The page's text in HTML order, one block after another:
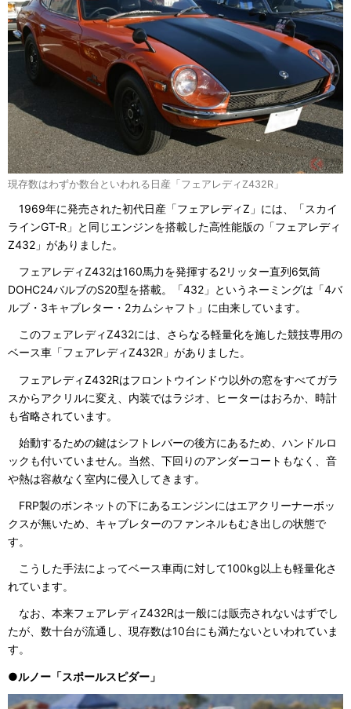
現存数はわずか数台といわれる日産「フェアレディZ432R」
1969年に発売された初代日産「フェアレディZ」には、「スカイ
ラインGT-R」と同じエンジンを搭載した高性能版の「フェアレディ
Z432」がありました。
フェアレディZ432は160馬力を発揮する2リッター直列6気筒
DOHC24バルブのS20型を搭載。「432」というネーミングは「4バ
ルブ・3キャブレター・2カムシャフト」に由来しています。
このフェアレディZ432には、さらなる軽量化を施した競技専用の
ベース車「フェアレディZ432R」がありました。
フェアレディZ432Rはフロントウインドウ以外の窓をすべてガラ
スからアクリルに変え、内装ではラジオ、ヒーターはおろか、時計
も省略されています。
始動するための鍵はシフトレバーの後方にあるため、ハンドルロ
ックも付いていません。当然、下回りのアンダーコートもなく、音
や熱は容赦なく室内に侵入してきます。
FRP製のボンネットの下にあるエンジンにはエアクリーナーボッ
クスが無いため、キャブレターのファンネルもむき出しの状態で
す。
こうした手法によってベース車両に対して100kg以上も軽量化さ
れています。
なお、本来フェアレディZ432Rは一般には販売されないはずでし
たが、数十台が流通し、現存数は10台にも満たないといわれていま
す。
●ルノー「スポールスピダー」